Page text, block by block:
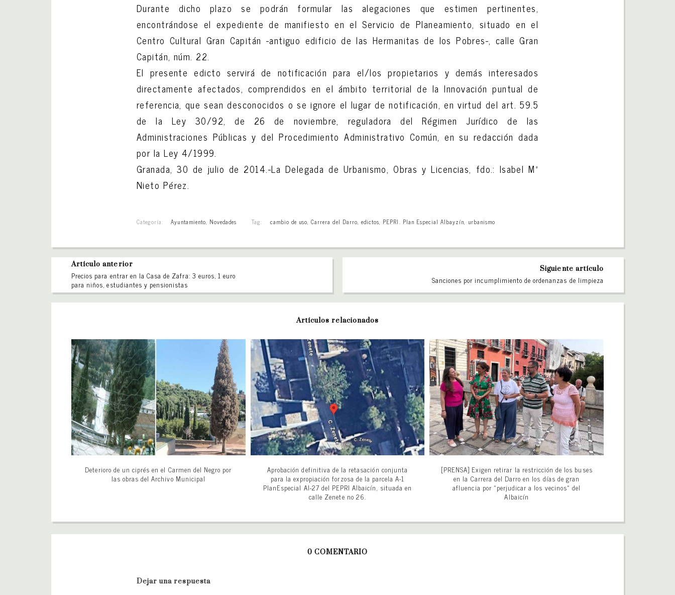
Durante dicho plazo se podrán formular las alegaciones que estimen pertinentes,
encontrándose el expediente de manifiesto en el Servicio de Planeamiento, situado en el
Centro Cultural Gran Capitán -antiguo edificio de las Hermanitas de los Pobres-, calle Gran
Capitán, núm. 22.
El presente edicto servirá de notificación para el/los propietarios y demás interesados
directamente afectados, comprendidos en el ámbito territorial de la Innovación puntual de
referencia, que sean desconocidos o se ignore el lugar de notificación, en virtud del art. 59.5
de la Ley 30/92, de 26 de noviembre, reguladora del Régimen Jurídico de las
Administraciones Públicas y del Procedimiento Administrativo Común, en su redacción dada
por la Ley 4/1999.
Granada, 30 de julio de 2014.-La Delegada de Urbanismo, Obras y Licencias, fdo.: Isabel Mª
Nieto Pérez.
Categoría: Ayuntamiento, Novedades Tag: cambio de uso,Carrera del Darro, edictos, PEPRI. Plan Especial Albayzín, urbanismo
Artículo anterior
Precios para entrar en la Casa de Zafra: 3 euros, 1 euro
para niños, estudiantes y pensionistas
Siguiente artículo
Sanciones por incumplimiento de ordenanzas de limpieza
Artículos relacionados
Deterioro de un ciprés en el Carmen del Negro por
las obras del Archivo Municipal
Aprobación definitiva de la retasación conjunta
para la expropiación forzosa de la parcela A-1
PlanEspecial AI-27 del PEPRI Albaicín, situada en
calle Zenete no 26.
[PRENSA] Exigen retirar la restricción de los buses
en la Carrera del Darro en los días de gran
afluencia por «perjudicar a los vecinos» del
Albaicín
0 COMENTARIO
Dejar una respuesta